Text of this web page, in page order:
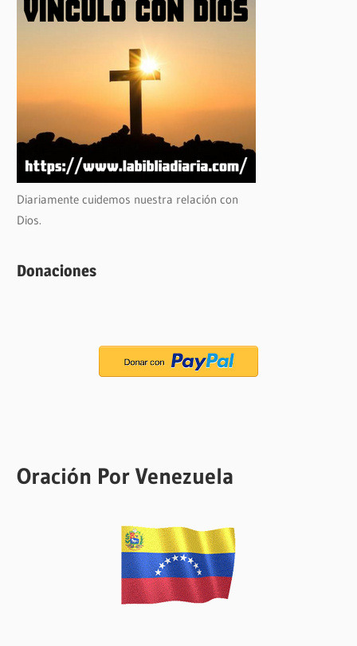
Diariamente cuidemos nuestra relación con
Dios.
Donaciones
Oración Por Venezuela